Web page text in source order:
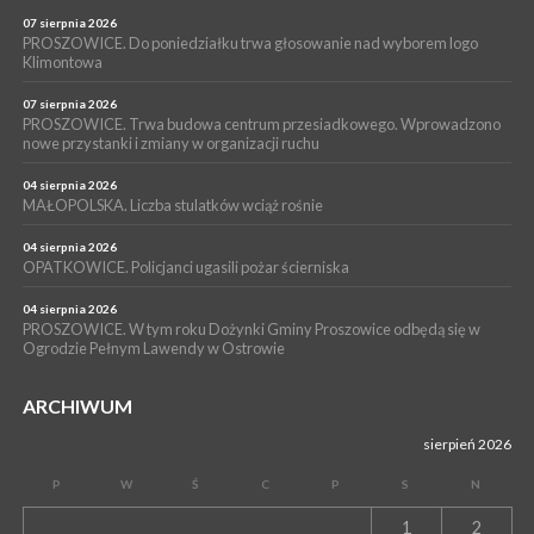
Pałecznicy będą obsługiwani w Proszowicach
WYDARZENIA
PROSZOWICE. W parku Warsztaty Edukacyjno-Przyrodnicze
NOC CIEM
15 lipca 2026
PROSZOWICE. Już za tydzień kolejne zajęcia z cyklu „Wakacyjne
07 sierpnia 2026
PROSZOWICE. Do poniedziałku trwa głosowanie nad wyborem logo
Klimontowa
07 sierpnia 2026
PROSZOWICE. Trwa budowa centrum przesiadkowego. Wprowadzono
nowe przystanki i zmiany w organizacji ruchu
04 sierpnia 2026
MAŁOPOLSKA. Liczba stulatków wciąż rośnie
04 sierpnia 2026
OPATKOWICE. Policjanci ugasili pożar ścierniska
04 sierpnia 2026
PROSZOWICE. W tym roku Dożynki Gminy Proszowice odbędą się w
Ogrodzie Pełnym Lawendy w Ostrowie
ARCHIWUM
sierpień 2026
P W Ś C P S N
1 2